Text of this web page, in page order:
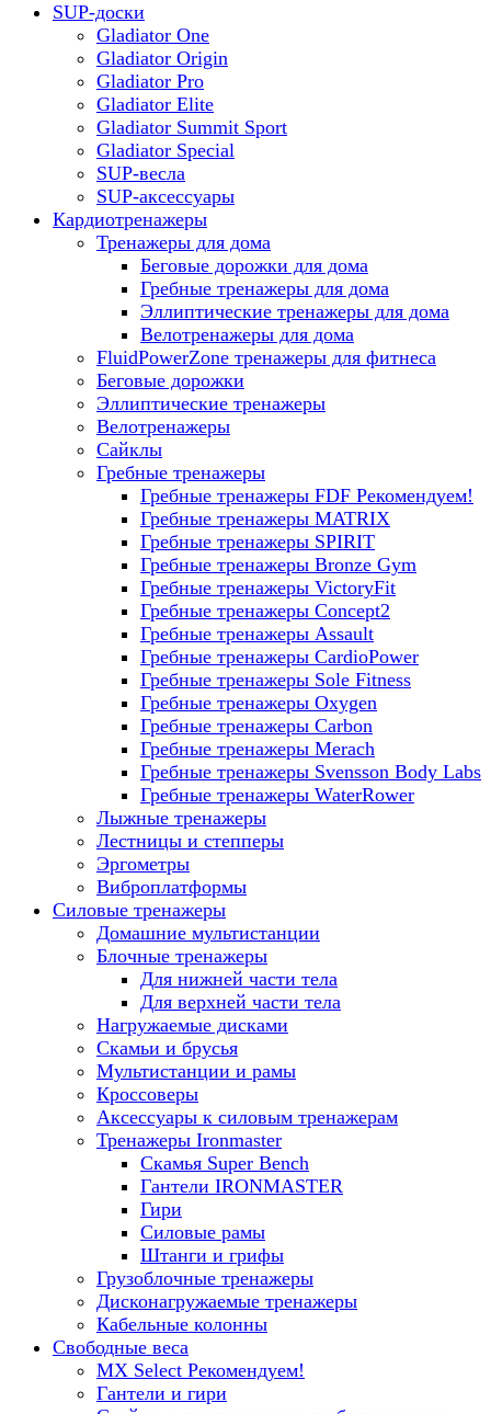
SUP-доски
Gladiator One
Gladiator Origin
Gladiator Pro
Gladiator Elite
Gladiator Summit Sport
Gladiator Special
SUP-весла
SUP-аксессуары
Кардиотренажеры
Тренажеры для дома
Беговые дорожки для дома
Гребные тренажеры для дома
Эллиптические тренажеры для дома
Велотренажеры для дома
FluidPowerZone тренажеры для фитнеса
Беговые дорожки
Эллиптические тренажеры
Велотренажеры
Сайклы
Гребные тренажеры
Гребные тренажеры FDF Рекомендуем!
Гребные тренажеры MATRIX
Гребные тренажеры SPIRIT
Гребные тренажеры Bronze Gym
Гребные тренажеры VictoryFit
Гребные тренажеры Concept2
Гребные тренажеры Assault
Гребные тренажеры CardioPower
Гребные тренажеры Sole Fitness
Гребные тренажеры Oxygen
Гребные тренажеры Carbon
Гребные тренажеры Merach
Гребные тренажеры Svensson Body Labs
Гребные тренажеры WaterRower
Лыжные тренажеры
Лестницы и степперы
Эргометры
Виброплатформы
Силовые тренажеры
Домашние мультистанции
Блочные тренажеры
Для нижней части тела
Для верхней части тела
Нагружаемые дисками
Скамьи и брусья
Мультистанции и рамы
Кроссоверы
Аксессуары к силовым тренажерам
Тренажеры Ironmaster
Скамья Super Bench
Гантели IRONMASTER
Гири
Силовые рамы
Штанги и грифы
Грузоблочные тренажеры
Дисконагружаемые тренажеры
Кабельные колонны
Свободные веса
MX Select Рекомендуем!
Гантели и гири